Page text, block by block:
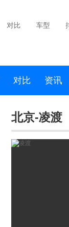
对比 车型
对比 资讯
北京-凌渡